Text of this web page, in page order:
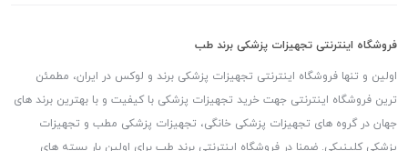
فروشگاه اینترنتی تجهیزات پزشکی برند طب
اولین و تنها فروشگاه اینترنتی تجهیزات پزشکی برند و لوکس در ایران، مطمئن
ترین فروشگاه اینترنتی جهت خرید تجهیزات پزشکی با کیفیت و با بهترین برند های
جهان در گروه های تجهیزات پزشکی خانگی، تجهیزات پزشکی مطب و تجهیزات
پزشکی کلینیکی. ضمنا در فروشگاه اینترنتی برند طب برای اولین بار بسته های